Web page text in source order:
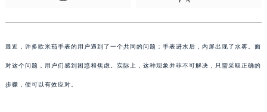
最近，许多欧米茄手表的用户遇到了一个共同的问题：手表进水后，内屏出现了水雾。面
对这个问题，用户们感到困惑和焦虑。实际上，这种现象并非不可解决，只需采取正确的
步骤，便可以有效应对。